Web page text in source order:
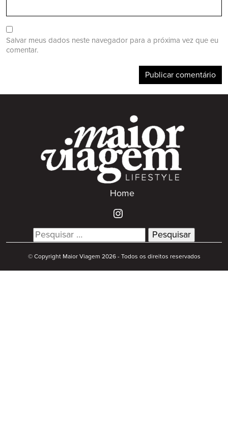
Salvar meus dados neste navegador para a próxima vez que eu
comentar.
Home
Search
for:
© Copyright Maior Viagem 2026 - Todos os direitos reservados